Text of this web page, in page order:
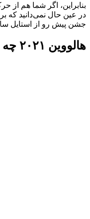
بنابراین، اگر شما هم از
در عین حال نمی‌دانید که
جشن پیش رو از استایل
هالووین ۲۰۲۱ چه تاریخی است؟